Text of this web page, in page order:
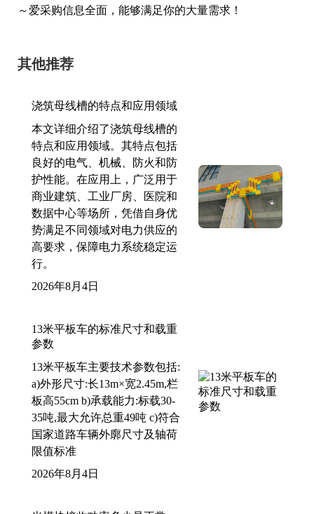
～爱采购信息全面，能够满足你的大量需求！
其他推荐
浇筑母线槽的特点和应用领域
本文详细介绍了浇筑母线槽的
特点和应用领域。其特点包括
良好的电气、机械、防火和防
护性能。在应用上，广泛用于
商业建筑、工业厂房、医院和
数据中心等场所，凭借自身优
势满足不同领域对电力供应的
高要求，保障电力系统稳定运
行。
2026年8月4日
13米平板车的标准尺寸和载重
参数
13米平板车主要技术参数包括:
a)外形尺寸:长13m×宽2.45m,栏
板高55cm b)承载能力:标载30-
35吨,最大允许总重49吨 c)符合
国家道路车辆外廓尺寸及轴荷
限值标准
2026年8月4日